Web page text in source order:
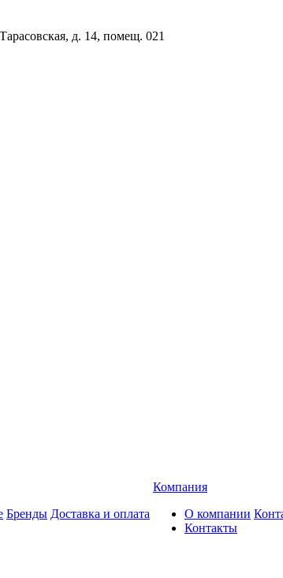
д. 14, помещ. 021
Бренды Доставка и оплата
Компания
О компании
Контакты